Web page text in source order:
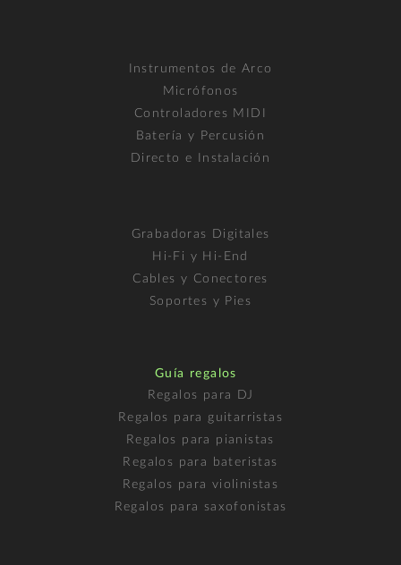
Instrumentos de Arco
Micrófonos
Controladores MIDI
Batería y Percusión
Directo e Instalación
Grabadoras Digitales
Hi-Fi y Hi-End
Cables y Conectores
Soportes y Pies
Guía regalos
Regalos para DJ
Regalos para guitarristas
Regalos para pianistas
Regalos para bateristas
Regalos para violinistas
Regalos para saxofonistas